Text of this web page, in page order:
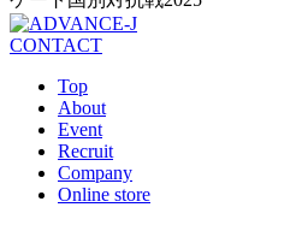
CONTACT
Top
About
Event
Recruit
Company
Online store